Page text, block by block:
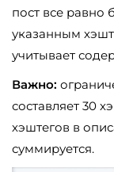
пост все равно
указанным
учитывает
Важно:
составляет 30
хэштегов в
суммируется.